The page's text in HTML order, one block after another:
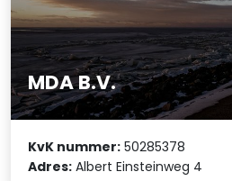
MDA B.V.
KvK nummer: 50285378
Adres: Albert Einsteinweg 4